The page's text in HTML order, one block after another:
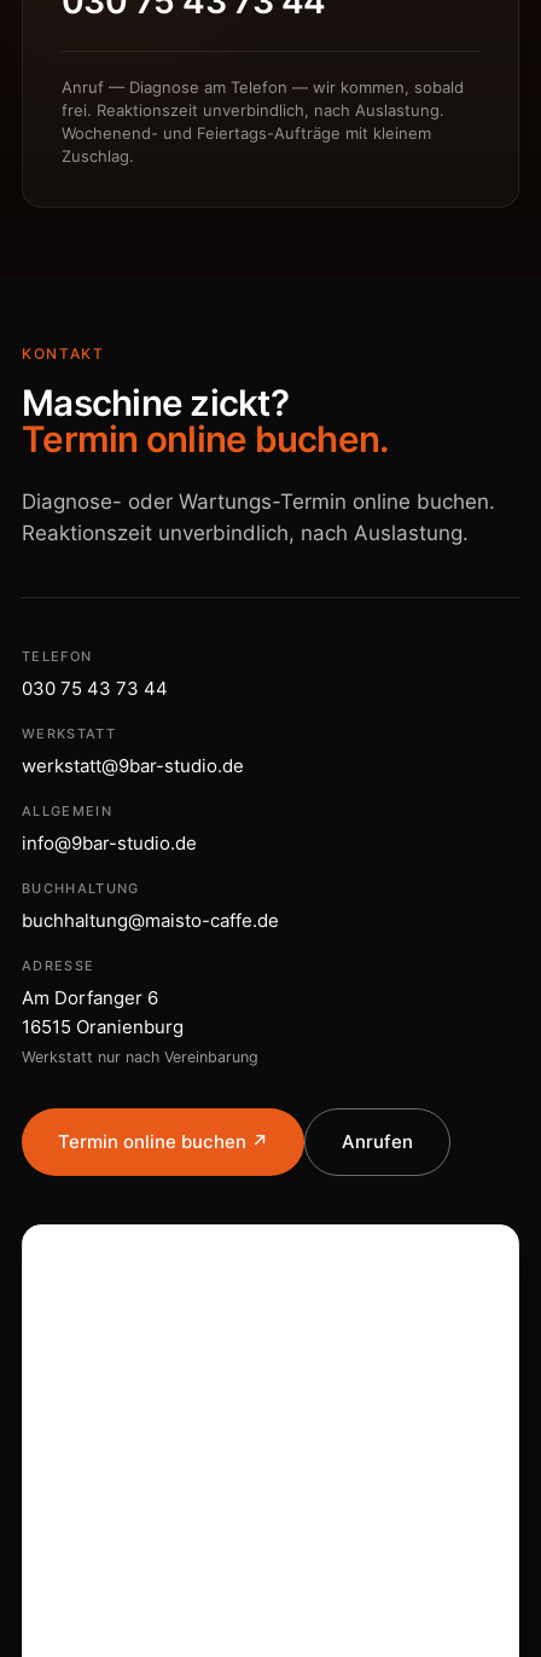
Anruf — Diagnose am Telefon — wir kommen, sobald
frei. Reaktionszeit unverbindlich, nach Auslastung.
Wochenend- und Feiertags-Aufträge mit kleinem
Zuschlag.
KONTAKT
Maschine zickt?
Termin online buchen.
Diagnose- oder Wartungs-Termin online buchen.
Reaktionszeit unverbindlich, nach Auslastung.
TELEFON
030 75 43 73 44
WERKSTATT
werkstatt@9bar-studio.de
ALLGEMEIN
info@9bar-studio.de
BUCHHALTUNG
buchhaltung@maisto-caffe.de
ADRESSE
Am Dorfanger 6
16515 Oranienburg
Werkstatt nur nach Vereinbarung
Termin online buchen ↗ Anrufen